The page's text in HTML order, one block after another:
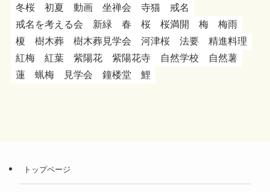
冬桜
初夏 動画 坐禅会 寺猫
戒名
戒名を考える会
新緑 春 桜 桜満開 梅
梅雨
榎
樹木葬 樹木葬見学会 河津桜 法要
精進料理
紅梅
紅葉 紫陽花 紫陽花寺 自然学校
自然薯
蓮
蝋梅 見学会 鐘楼堂 鯉
トップページ